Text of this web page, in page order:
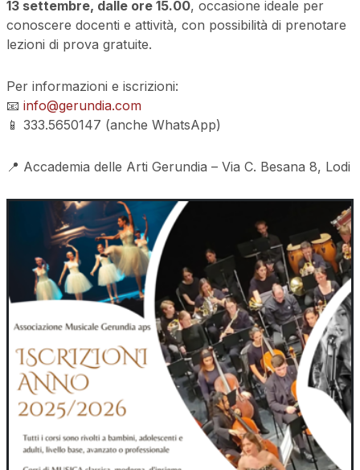
13 settembre, dalle ore 15.00, occasione ideale per
conoscere docenti e attività, con possibilità di prenotare
lezioni di prova gratuite.
Per informazioni e iscrizioni:
📧 info@gerundia.com
📱 333.5650147 (anche WhatsApp)
📍 Accademia delle Arti Gerundia – Via C. Besana 8, Lodi